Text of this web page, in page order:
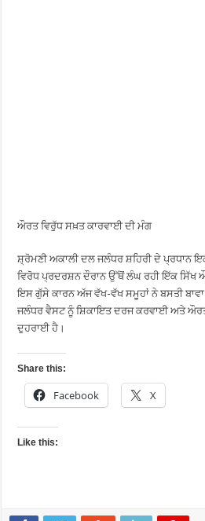
ਔਰਤ ਵਿਰੁੱਧ ਸਖ਼ਤ ਕਾਰਵਾਈ ਦੀ ਮੰਗ
ਸ਼੍ਰੋਮਣੀ ਅਕਾਲੀ ਦਲ ਜਲੰਧਰ ਸ਼ਹਿਰੀ ਦੇ ਪ੍ਰਧਾਨ
ਵਿਰੋਧ ਪ੍ਰਦਰਸ਼ਨ ਦੌਰਾਨ ਉੱਥੋਂ ਲੰਘ ਰਹੀ ਇੱਕ ਸਿੱਖ
ਇਸ ਗੁੱਸੇ ਕਾਰਨ ਅੱਜ ਵੱਖ-ਵੱਖ ਸਮੂਹਾਂ ਨੇ ਬਸਤੀ
ਜਲੰਧਰ ਵੈਸਟ ਨੂੰ ਸ਼ਿਕਾਇਤ ਦਰਜ ਕਰਵਾਈ ਅਤੇ
ਦੁਹਰਾਈ ਹੈ।
Share this:
Facebook X
Like this: